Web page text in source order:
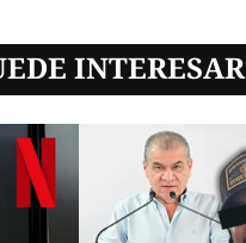
INTERESAR